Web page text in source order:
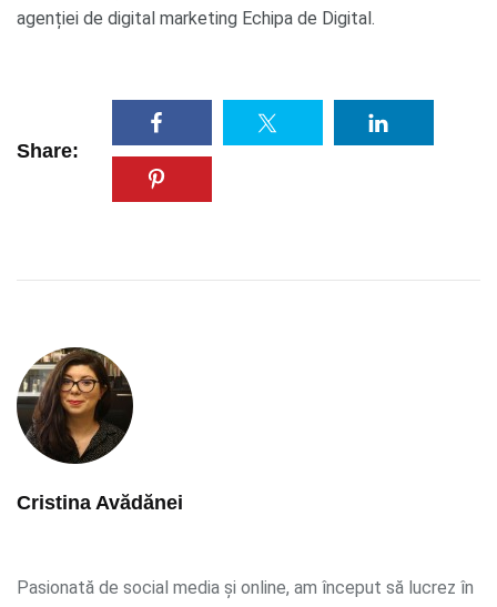
agenției de digital marketing Echipa de Digital.
Share:
Cristina Avădănei
Pasionată de social media și online, am început să lucrez în